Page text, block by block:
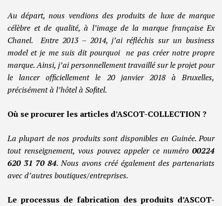
Au départ, nous vendions des produits de luxe de marque
célèbre et de qualité, à l’image de la marque française Ex
Chanel. Entre 2013 – 2014, j’ai réfléchis sur un business
model et je me suis dit pourquoi ne pas créer notre propre
marque. Ainsi, j’ai personnellement travaillé sur le projet pour
le lancer officiellement le 20 janvier 2018 à Bruxelles,
précisément à l’hôtel à Sofitel.
Où se procurer les articles d’ASCOT-COLLECTION ?
La plupart de nos produits sont disponibles en Guinée. Pour
tout renseignement, vous pouvez appeler ce numéro 00224
620 31 70 84. Nous avons créé également des partenariats
avec d’autres boutiques/entreprises.
Le processus de fabrication des produits d’ASCOT-